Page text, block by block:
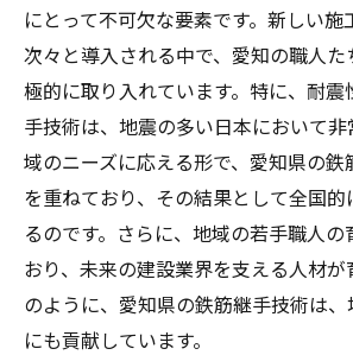
鉄筋継手の品質管理と安全
未来の建築を支える愛知県の鉄
愛知県の鉄筋継手技術の国
将来の建築デザインへの対
持続可能な開発目標（SDGs
革新技術がもたらす社会的
愛知県が誇る技術力の強み
地域産業の発展と鉄筋継手
愛知県の鉄筋継手技術が築く次
にとって不可欠な要素です。新しい施
次々と導入される中で、愛知の職人
極的に取り入れています。特に、耐
手技術は、地震の多い日本において
域のニーズに応える形で、愛知県の鉄
を重ねており、その結果として全国
るのです。さらに、地域の若手職人の
おり、未来の建設業界を支える人材が
のように、愛知県の鉄筋継手技術は
にも貢献しています。